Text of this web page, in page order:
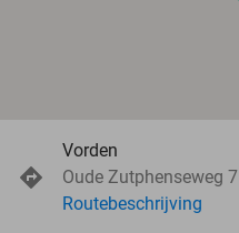
Vorden
Oude Zutphenseweg 7
Routebeschrijving